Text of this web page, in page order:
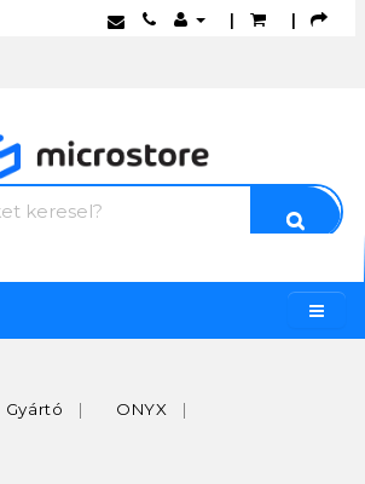
| |
Gyártó ONYX